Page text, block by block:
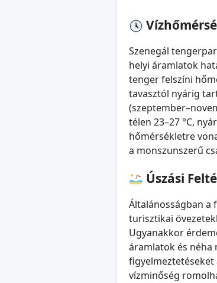
Szenegál
helyi áramlatok
tenger felszíni
tavasztól nyárig
télen 23–27 °C,
hőmérsékletre
a monszunszerű
Úszási
Általánosságban a
turisztikai
Ugyanakkor
áramlatok és néha
figyelmeztetéseket
vízminőség